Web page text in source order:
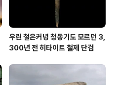
우린 철은커녕 청동기도 모르던 3,
300년 전 히타이트 철제 단검